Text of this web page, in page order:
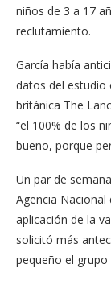
niños de 3 a 17
reclutamiento.
García había
datos del estudio
británica The
“el 100% de los
bueno, porque
Un par de
Agencia Nacional
aplicación de la
solicitó más
pequeño el grupo